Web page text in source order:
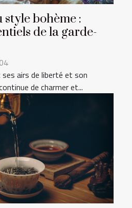
bohème :
de la garde-
airs de liberté et son
de charmer et...